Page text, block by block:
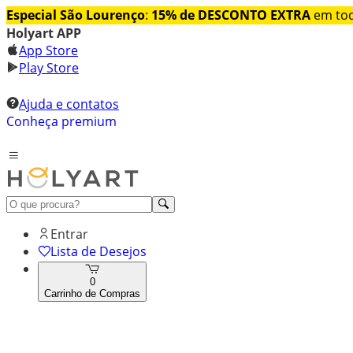
Especial São Lourenço: 15% de DESCONTO EXTRA em
Holyart APP
App Store
Play Store
Ajuda e contatos
Conheça premium
Entrar
Lista de Desejos
0
Carrinho de Compras